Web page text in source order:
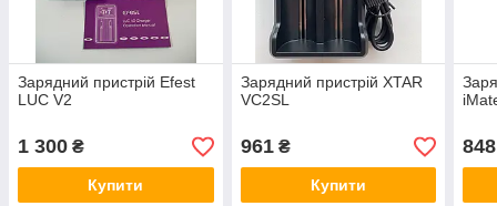
Зарядний пристрій Efest
LUC V2
1 300 ₴
Купити
Зарядний пристрій XTAR
VC2SL
961₴
Купити
848